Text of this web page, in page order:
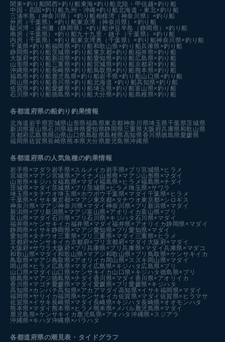
関東×釣り船関西×釣り船 東海×釣り船北陸・甲信越×釣り船
中国・四国×釣り船 九州・沖縄×釣り船北海道・東北×釣り船
三浦半島（神奈川県）×釣り船相模湾（神奈川県）×釣り船
外房（千葉県）×釣り船東京湾（神奈川県）×釣り船
駿河湾・遠州灘（静岡県）×釣り船伊豆半島（静岡県）×釣り船
南房（千葉県）×釣り船九十九里・銚子（千葉県）×釣り船
内房（千葉県）×釣り船東京湾奥（千葉県）×釣り船神奈川県×釣り船
千葉県×釣り船福岡県×釣り船和歌山県×釣り船兵庫県×釣り船
静岡県×釣り船茨城県×釣り船 東京都×釣り船福井県×釣り船
大阪府×釣り船 新潟県×釣り船愛知県×釣り船 広島県×釣り船
山形県×釣り船 三重県×釣り船宮城県×釣り船京都府×釣り船
沖縄県×釣り船長崎県×釣り船鳥取県×釣り船 熊本県×釣り船
福島県×釣り船 鹿児島県×釣り船岩手県×釣り船山口県×釣り船
岡山県×釣り船香川県×釣り船北海道 ×釣り船高知県×釣り船
佐賀県×釣り船愛媛県×釣り船埼玉県×釣り船富山県×釣り船
石川県×釣り船徳島県×釣り船 大分県×釣り船島根県×釣り船
各都道府県の船釣り釣果情報
北海道岩手県宮城県山形県福島県東京都神奈川県埼玉県千葉県茨城県
新潟県富山県石川県福井県愛知県静岡県三重県大阪府兵庫県和歌山県
京都府広島県岡山県山口県鳥取県島根県高知県香川県徳島県愛媛県
福岡県佐賀県長崎県熊本県大分県鹿児島県沖縄県
各都道府県の人気魚種の釣果情報
岩手県×マダラ 岩手県×スルメイカ 岩手県×ブリ宮城県×ヒラメ
宮城県×マアジ宮城県×アイナメ 山形県×マアジ山形県×マダイ
山形県×キジハタ福島県×マダイ福島県×ヒラメ福島県×チダイ
茨城県×マダイ 茨城県×ブリ茨城県×ヒラメ埼玉県×サワラ
埼玉県×タチウオ埼玉県×ホウボウ 千葉県×マダイ 千葉県×ヒラメ
千葉県×イサキ 東京都×マアジ 東京都×タチウオ東京都×シロギス
神奈川県×マアジ神奈川県×マダイ 神奈川県×ブリ 新潟県×マダイ
新潟県×ブリ 新潟県×マアジ富山県×アオリイカ富山県×ブリ
富山県×マダイ 石川県×ブリ石川県×キジハタ 石川県×マダイ
福井県×ケンサキイカ 福井県×マダイ福井県×アオリイカ 静岡県×マダイ
静岡県×イサキ 静岡県×マアジ愛知県×ブリ愛知県×マダイ
愛知県×タチウオ三重県×ブリ 三重県×マダイ 三重県×ヒラメ
京都府×ケンサキイカ 京都府×ブリ 京都府×マダイ 大阪府×マダイ
大阪府×サワラ 大阪府×ブリ兵庫県×ブリ兵庫県×マダイ兵庫県×マダコ
和歌山県×マダイ和歌山県×マアジ和歌山県×ブリ 鳥取県×ケンサキイカ
鳥取県×マアジ鳥取県×アオリイカ 岡山県×スズキ 岡山県×マダイ
岡山県×ヒラメ 広島県×マダイ 広島県×キジハタ 広島県×ブリ
山口県×マダイ 山口県×ケンサキイカ 山口県×キジハタ 徳島県×ブリ
徳島県×マアジ徳島県×チダイ 香川県×マダイ 香川県×アオリイカ
香川県×マゴチ愛媛県×マダイ 愛媛県×ブリ愛媛県×キジハタ
高知県×カンパチ高知県×アカアマダイ 高知県×イサキ福岡県×マダイ
福岡県×ヤリイカ福岡県×ケンサキイカ 佐賀県×マダイ 佐賀県×ヒラマサ
佐賀県×イサキ長崎県×マダイ 長崎県×キジハタ長崎県×オオモンハタ
熊本県×マダイ 熊本県×ヒラメ 熊本県×メバル鹿児島県×マダイ
鹿児島県×ケンサキイカ 鹿児島県×アオハタ沖縄県×スジアラ
沖縄県×キハダ沖縄県×バラハタ
各都道府県の潮見表 ・タイドグラフ